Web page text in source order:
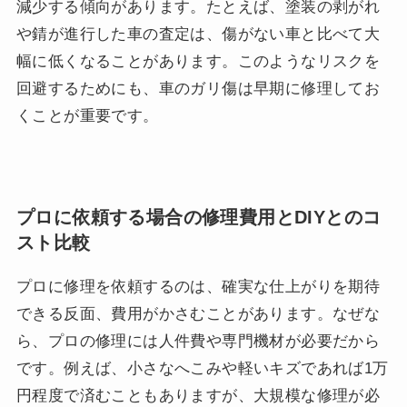
減少する傾向があります。たとえば、塗装の剥がれ
や錆が進行した車の査定は、傷がない車と比べて大
幅に低くなることがあります。このようなリスクを
回避するためにも、車のガリ傷は早期に修理してお
くことが重要です。
プロに依頼する場合の修理費用とDIYとのコ
スト比較
プロに修理を依頼するのは、確実な仕上がりを期待
できる反面、費用がかさむことがあります。なぜな
ら、プロの修理には人件費や専門機材が必要だから
です。例えば、小さなへこみや軽いキズであれば1万
円程度で済むこともありますが、大規模な修理が必